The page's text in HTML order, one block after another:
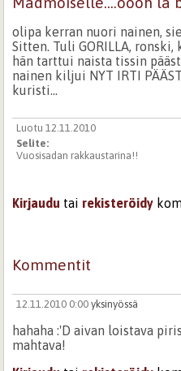
olipa kerran nuori nainen,
Sitten. Tuli GORILLA,
hän tarttui naista tissin
nainen kiljui NYT IRTI
kuristi...
Luotu 12.11.2010
Selite:
Vuosisadan rakkaustarina!!
Kirjaudu tai rekisteröidy
Kommentit
12.11.2010 0:00 yksinyössä
hahaha :'D aivan loistava
mahtava!